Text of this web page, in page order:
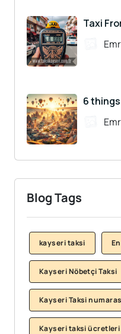
Taxi
6
Blog Tags
kayseri taksi
Kayseri Nöbetçi Taksi
Kayseri Taksi
Kayseri taksi ücretleri